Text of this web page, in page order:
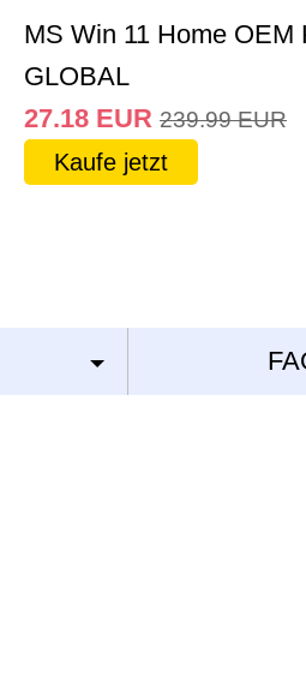
MS Win 11 Home OEM
GLOBAL
27.18 EUR 239.99 EUR
Kaufe jetzt